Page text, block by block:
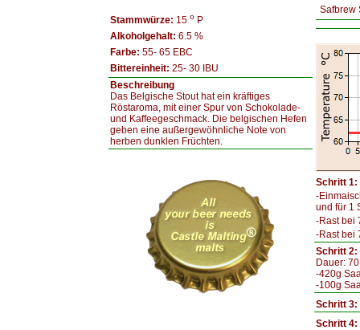
Stammwürze: 15 oP
Alkoholgehalt: 6.5 %
Farbe: 55- 65 EBC
Bittereinheit: 25- 30 IBU
Beschreibung
Das Belgische Stout hat ein kräftiges
Röstaroma, mit einer Spur von Schokolade-
und Kaffeegeschmack. Die belgischen Hefen
geben eine außergewöhnliche Note von
herben dunklen Früchten.
Safbrew
Schritt 1:
-
und für 1
-Rast bei
-Rast bei
Schritt 2:
Dauer:
-420g
-100g
Schritt 3:
Schritt 4: